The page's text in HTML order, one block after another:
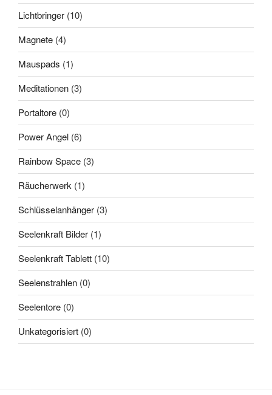
Lichtbringer (10)
Magnete (4)
Mauspads (1)
Meditationen (3)
Portaltore (0)
Power Angel (6)
Rainbow Space (3)
Räucherwerk (1)
Schlüsselanhänger (3)
Seelenkraft Bilder (1)
Seelenkraft Tablett (10)
Seelenstrahlen (0)
Seelentore (0)
Unkategorisiert (0)